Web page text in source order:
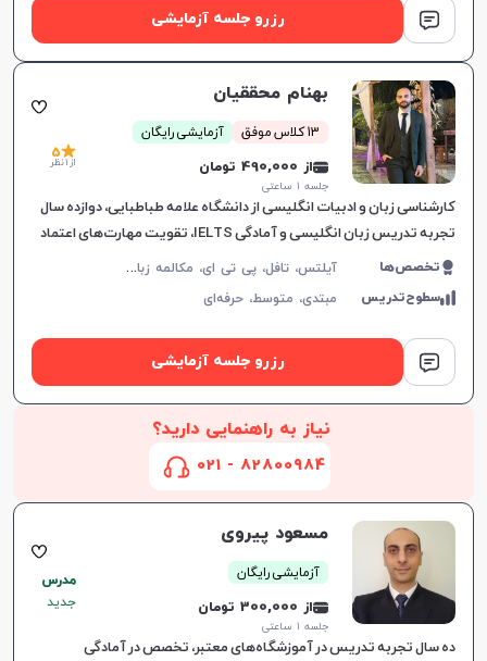
رزرو جلسه آزمایشی
بهنام محققیان
13 کلاس موفق آزمایشی رایگان
از 490,000 تومان
جلسه ۱ ساعتی
5
از 1 نظر
کارشناسی زبان و ادبیات انگلیسی از دانشگاه علامه طباطبایی، دوازده سال
تجربه تدریس زبان انگلیسی و آمادگی IELTS، تقویت مهارت‌های اعتماد
به نفس، مکالمه و گرامر، ارتباط موثر و یادگیری لذت‌ب
تخصص‌ها آ
یلتس، تافل، پی تی ای، مکالمه زبان انگلیسی، گرامر زبان انگلیسی، زبان انگلیسی تجاری، زبان انگلیسی آمریکایی، زبان انگلیسی کنکور ارشد، دولینگو، زبان انگلیسی عمومی، زبان انگلیسی کانادایی
سطوح‌تدریس مبتدی، متوسط،حرفه‌ای
رزرو جلسه آزمایشی
نیاز به راهنمایی دارید؟
82800984 - 021
مسعود پیروی
آزمایشی رایگان
از 300,000 تومان
جلسه ۱ ساعتی
مدرس
جدید
ده سال تجربه تدریس در آموزشگاه‌های معتبر، تخصص در آمادگی